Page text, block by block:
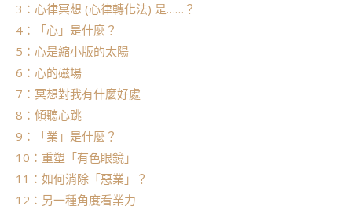
3：心律冥想 (心律轉化法) 是……？
4：「心」是什麼？
5：心是縮小版的太陽
6：心的磁場
7：冥想對我有什麼好處
8：傾聽心跳
9：「業」是什麼？
10：重塑「有色眼鏡」
11：如何消除「惡業」？
12：另一種角度看業力